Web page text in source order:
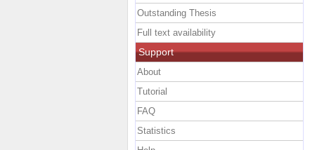
Outstanding Thesis
Full text availability
Support
About
Tutorial
FAQ
Statistics